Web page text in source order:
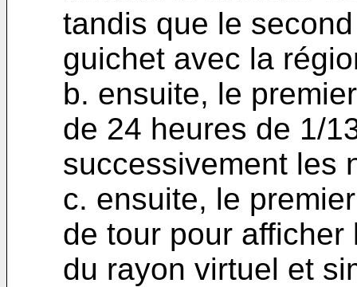
tandis que le
guichet avec la
b. ensuite, le
de 24 heures de 1/
successivement les
c. ensuite, le
de tour pour
du rayon virtuel et